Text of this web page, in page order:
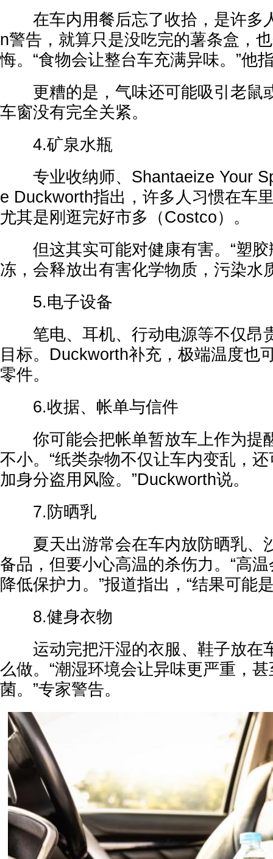
在车内用餐后忘了收拾，是许多
n警告，就算只是没吃完的薯条盒，
悔。“食物会让整台车充满异味。”他
更糟的是，气味还可能吸引老鼠
车窗没有完全关紧。
4.矿泉水瓶
专业收纳师、Shantaeize Your
e Duckworth指出，许多人习惯在车
尤其是刚逛完好市多（Costco）。
但这其实可能对健康有害。“塑胶
冻，会释放出有害化学物质，污染水
5.电子设备
笔电、耳机、行动电源等不仅昂
目标。Duckworth补充，极端温度也
零件。
6.收据、帐单与信件
你可能会把帐单暂放车上作为提
不小。“纸类杂物不仅让车内变乱，
加身分盗用风险。”Duckworth说。
7.防晒乳
夏天出游常会在车内放防晒乳、
备品，但要小心高温的杀伤力。“高
降低保护力。”报道指出，“结果可能
8.健身衣物
运动完把汗湿的衣服、鞋子放在
么做。“潮湿环境会让异味更严重，
菌。”专家警告。